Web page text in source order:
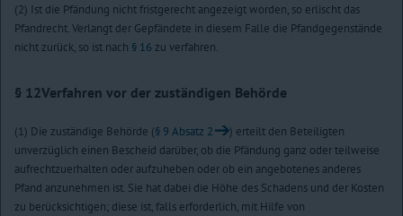
(2) Ist die Pfändung nicht fristgerecht angezeigt worden, so erlischt das
Pfandrecht. Verlangt der Gepfändete in diesem Falle die Pfandgegenstände
nicht zurück, so ist nach § 16 zu verfahren.
§ 12Verfahren vor der zuständigen Behörde
(1) Die zuständige Behörde (§ 9 Absatz 2
) erteilt den Beteiligten
unverzüglich einen Bescheid darüber, ob die Pfändung ganz oder teilweise
aufrechtzuerhalten oder aufzuheben oder ob ein angebotenes anderes
Pfand anzunehmen ist. Sie hat dabei die Höhe des Schadens und der Kosten
zu berücksichtigen; diese ist, falls erforderlich, mit Hilfe von